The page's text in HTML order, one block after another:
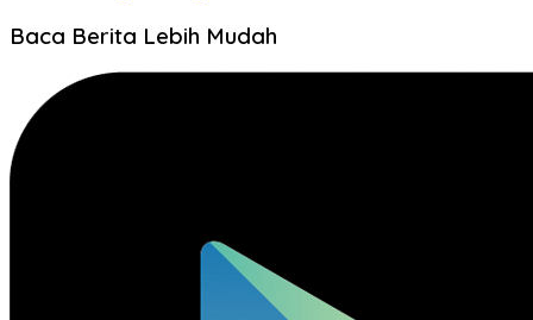
Baca Berita Lebih Mudah